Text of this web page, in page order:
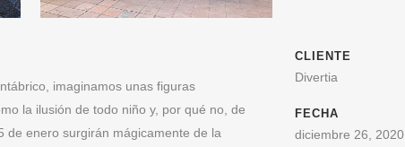
imaginamos unas figuras
la ilusión de todo niño y, por qué no, de
de enero surgirán mágicamente de la
CLIENTE
Divertia
FECHA
diciembre 26, 2020